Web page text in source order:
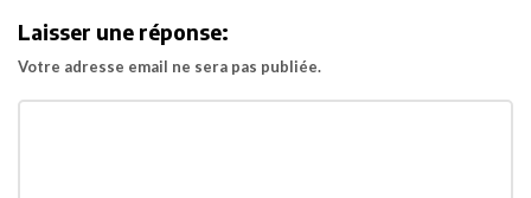
Laisser une réponse:
Votre adresse email ne sera pas publiée.